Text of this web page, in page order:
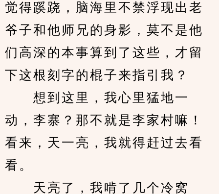
觉得蹊跷，脑海里不禁浮现出老
爷子和他师兄的身影，莫不是他
们高深的本事算到了这些，才留
下这根刻字的棍子来指引我？
想到这里，我心里猛地一
动，李寨？那不就是李家村嘛！
看来，天一亮，我就得赶过去看
看。
天亮了，我啃了几个冷窝